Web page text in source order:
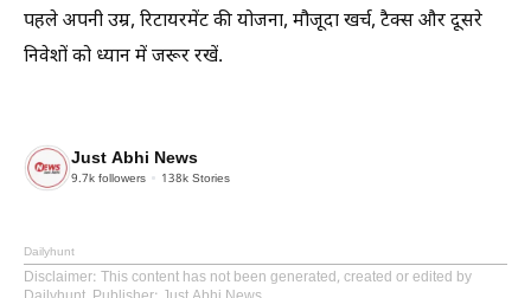
पहले अपनी उम्र, रिटायरमेंट की योजना, मौजूदा खर्च, टैक्स और दूसरे
निवेशों को ध्यान में जरूर रखें.
Just Abhi News
9.7k followers 138k Stories
Dailyhunt
Disclaimer: This content has not been generated, created or edited by